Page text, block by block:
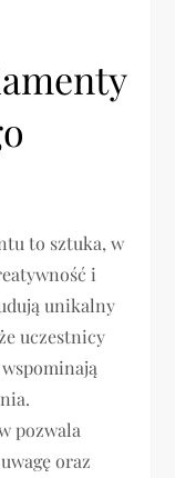
to sztuka, w
i
unikalny
uczestnicy
pozwala
oraz